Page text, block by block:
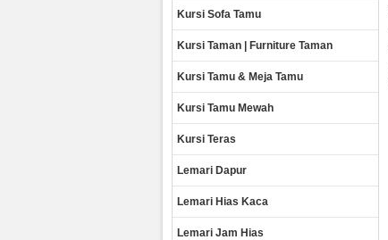
Kursi Sofa Tamu
Kursi Taman | Furniture Taman
Kursi Tamu & Meja Tamu
Kursi Tamu Mewah
Kursi Teras
Lemari Dapur
Lemari Hias Kaca
Lemari Jam Hias